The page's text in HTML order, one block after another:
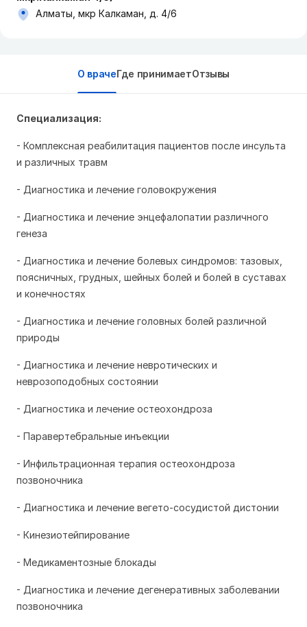
Алматы, мкр Калкаман, д. 4/6
О врачеГде принимаетОтзывы
Специализация:
- Комплексная реабилитация пациентов после инсульта
и различных травм
- Диагностика и лечение головокружения
- Диагностика и лечение энцефалопатии различного
генеза
- Диагностика и лечение болевых синдромов: тазовых,
поясничных, грудных, шейных болей и болей в суставах
и конечностях
- Диагностика и лечение головных болей различной
природы
- Диагностика и лечение невротических и
неврозоподобных состоянии
- Диагностика и лечение остеохондроза
- Паравертебральные инъекции
- Инфильтрационная терапия остеохондроза
позвоночника
- Диагностика и лечение вегето-сосудистой дистонии
- Кинезиотейпирование
- Медикаментозные блокады
- Диагностика и лечение дегенеративных заболевании
позвоночника